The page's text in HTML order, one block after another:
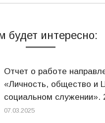
будет интересно:
Отчет о работе
«Личность, общество и
социальном служении».
07.03.2025